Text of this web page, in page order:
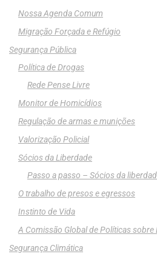
Nossa Agenda Comum
Migração Forçada e Refúgio
Segurança Pública
Política de Drogas
Rede Pense Livre
Monitor de Homicídios
Regulação de armas e munições
Valorização Policial
Sócios da Liberdade
Passo a passo – Sócios da
O trabalho de presos e egressos
Instinto de Vida
A Comissão Global de Políticas sobre
Segurança Climática